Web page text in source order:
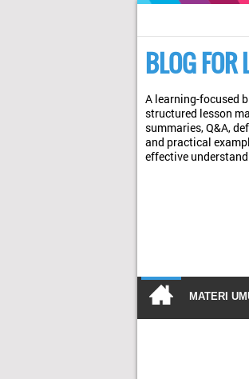
BLOG FOR
A learning-focused
structured lesson
summaries, Q&A,
and practical
effective
MATERI